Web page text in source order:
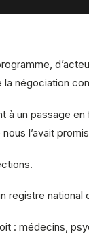
la négociation
à un passage
l’avait
registre
: médecins,